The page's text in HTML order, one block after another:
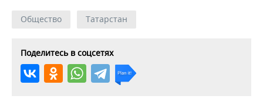
Общество Татарстан
Поделитесь в соцсетях